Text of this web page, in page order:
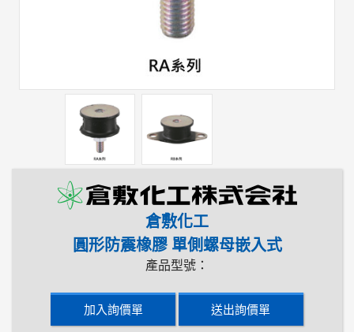
倉敷化工
圓形防震橡膠 單側螺母嵌入式
產品型號：
加入詢價單 送出詢價單